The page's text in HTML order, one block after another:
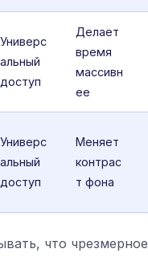
Универс
альный
доступ
Делает
время
массивн
ее
Универс
альный
доступ
Меняет
контрас
т фона
что чрезмерное